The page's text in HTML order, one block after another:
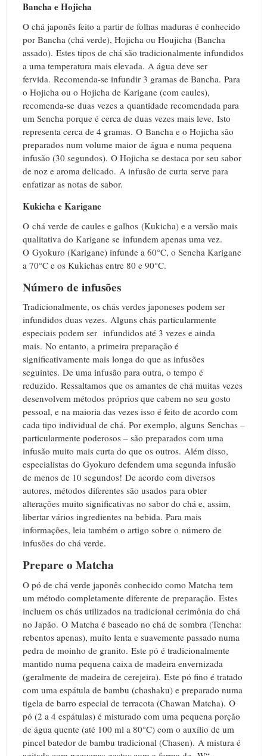
Bancha e Hojicha
O chá japonês feito a partir de folhas maduras é conhecido
por Bancha (chá verde), Hojicha ou Houjicha (Bancha
assado). Estes tipos de chá são tradicionalmente infundidos
a uma temperatura mais elevada. A água deve ser
fervida. Recomenda-se infundir 3 gramas de Bancha. Para
o Hojicha ou o Hojicha de Karigane (com caules),
recomenda-se duas vezes a quantidade recomendada para
um Sencha porque é cerca de duas vezes mais leve. Isto
representa cerca de 4 gramas. O Bancha e o Hojicha são
preparados num volume maior de água e numa pequena
infusão (30 segundos). O Hojicha se destaca por seu sabor
de noz e aroma delicado. A infusão de curta serve para
enfatizar as notas de sabor.
Kukicha e Karigane
O chá verde de caules e galhos (Kukicha) e a versão mais
qualitativa do Karigane se infundem apenas uma vez.
O Gyokuro (Karigane) infunde a 60°C, o Sencha Karigane
a 70°C e os Kukichas entre 80 e 90°C.
Número de infusões
Tradicionalmente, os chás verdes japoneses podem ser
infundidos duas vezes. Alguns chás particularmente
especiais podem ser infundidos até 3 vezes e ainda
mais. No entanto, a primeira preparação é
significativamente mais longa do que as infusões
seguintes. De uma infusão para outra, o tempo é
reduzido. Ressaltamos que os amantes de chá muitas vezes
desenvolvem métodos próprios que cabem no seu gosto
pessoal, e na maioria das vezes isso é feito de acordo com
cada tipo individual de chá. Por exemplo, alguns Senchas –
particularmente poderosos – são preparados com uma
infusão muito mais curta do que os outros. Além disso,
especialistas do Gyokuro defendem uma segunda infusão
de menos de 10 segundos! De acordo com diversos
autores, métodos diferentes são usados ​​para obter
alterações muito significativas no sabor do chá e, assim,
libertar vários ingredientes na bebida. Para mais
informações, leia também o artigo sobre o número de
infusões do chá verde.
Prepare o Matcha
O pó de chá verde japonês conhecido como Matcha tem
um método completamente diferente de preparação. Estes
incluem os chás utilizados na tradicional cerimônia do chá
no Japão. O Matcha é baseado no chá de sombra (Tencha:
rebentos apenas), muito lenta e suavemente passado ​numa
pedra de moinho de granito. Este pó é tradicionalmente
mantido numa pequena caixa de madeira envernizada
(geralmente de madeira de cerejeira). Este pó fino é tratado
com uma espátula de bambu (chashaku) e preparado numa
tigela de barro especial de terracota (Chawan Matcha). O
pó (2 a 4 espátulas) é misturado com uma pequena porção
de água quente (até 100 ml a 80°C) com o auxílio de um
pincel batedor de bambu tradicional (Chasen). A mistura é